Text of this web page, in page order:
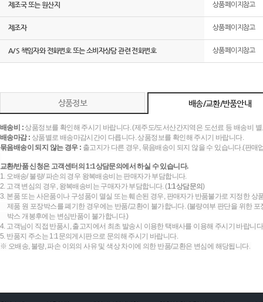
제조국 또는 원산지 상품페이지참고
제조자 상품페이지참고
A/S 책임자와 전화번호 또는 소비자상담 관련 전화번호 상품페이지참고
상품정보 배송/교환/반품안내
배송비 :상품정보를 확인해 주시기 바랍니다. (제주도/도서산간지역은 도선료 등 배송비
배송마감 : 상품별로 배송마감시간이 다릅니다. 상품정보를 확인해 주시기 바랍니다.
묶음배송이 되지 않는 경우 : 출고지가 다른 경우, 묶음배송이 되지 않을 수 있습니다.(판
교환/반품 신청은 고객센터의 1:1상담문의에서 하실 수 있습니다.
1. 오배송/ 불량/ 파손의 경우 왕복배송비는 판매자가 부담합니다.
2. 고객 변심의 경우, 왕복배송비는 구매자가 부담합니다. (1:1상담문의)
3. 본품 또는 사은품이나 구성품이 멸실 또는 훼손된 경우, 판매자가 반품불가로 지정한 상
제품 원 포장박스를 폐기한 경우에는 반품/교환이 불가합니다. (불량여부 판단을 위한
박스 개봉후에는 변심반품이 불가합니다.)
4. 고객님이 직접 반품시, 출고지에서 최초 발송시 이용한 택배사를 이용해 주시기 바랍니
5. 반품지 주소는 1:1문의게시판으로 문의해 주시기 바랍니다.
※ 오배송, 불량, 파손 이외의 사유 및 색상 차이에 의한 반품/교환은 변심에 해당됩니다.